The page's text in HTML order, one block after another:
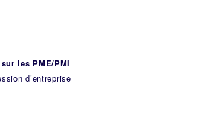
les PME/PMI
d’entreprise